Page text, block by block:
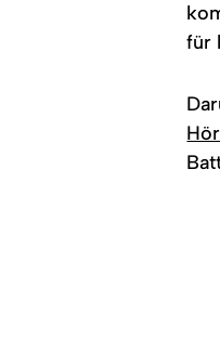
für